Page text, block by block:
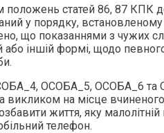
положень статей 86, 87 КПК
у порядку,
що показаннями з чужих
або іншій формі, щодо
ОСОБА_5, ОСОБА_6 та
викликом на місце
життя, яку
телефон.